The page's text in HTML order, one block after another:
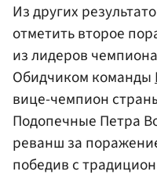
Из других
отметить второе
из лидеров
Обидчиком команды
вице-чемпион
Подопечные Петра
реванш за
победив с